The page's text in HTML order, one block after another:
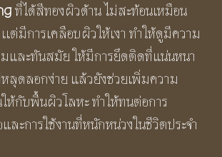
ที่ได้สีทองผิวด้าน ไม่สะท้อนเหมือน
เต่มีการเคลือบผิวให้เงา ทำให้ดูมีความ
และทันสมัย ให้มีการยึดติดที่แน่นหนา
ลุดลอกง่าย แล้วยังช่วยเพิ่มความ
ห้กับพื้นผิวโลหะ ทำให้ทนต่อการ
ละการใช้งานที่หนักหน่วงในชีวิตประจำ